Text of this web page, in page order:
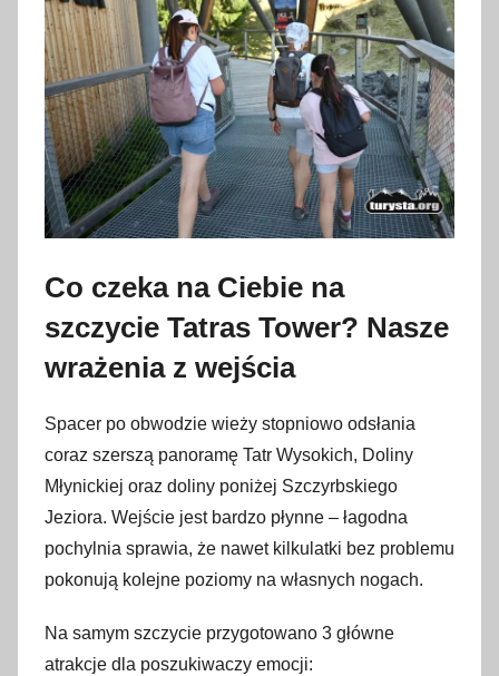
Co czeka na Ciebie na
szczycie Tatras Tower? Nasze
wrażenia z wejścia
Spacer po obwodzie wieży stopniowo odsłania
coraz szerszą panoramę Tatr Wysokich, Doliny
Młynickiej oraz doliny poniżej Szczyrbskiego
Jeziora. Wejście jest bardzo płynne – łagodna
pochylnia sprawia, że nawet kilkulatki bez problemu
pokonują kolejne poziomy na własnych nogach.
Na samym szczycie przygotowano 3 główne
atrakcje dla poszukiwaczy emocji: